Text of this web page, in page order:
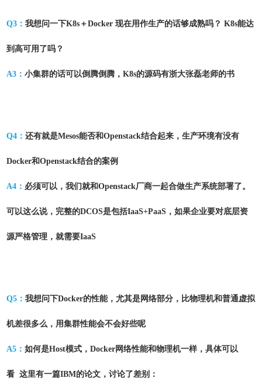
Q3： 我想问一下K8s＋Docker 现在用作生产的话够成熟吗？ K8s能达
到高可用了吗？
A3： 小集群的话可以倒腾倒腾，K8s的源码有浙大张磊老师的书
Q4： 还有就是Mesos能否和Openstack结合起来，生产环境有没有
Docker和Openstack结合的案例
A4： 必须可以，我们就和Openstack厂商一起合做生产系统部署了。
可以这么说，完整的DCOS是包括IaaS+PaaS，如果企业要对底层资
源严格管理，就需要IaaS
Q5： 我想问下Docker的性能，尤其是网络部分，比物理机和普通虚拟
机差很多么，用集群性能会不会好些呢
A5： 如何是Host模式，Docker网络性能和物理机一样，具体可以
看 这里有一篇IBM的论文，讨论了差别：